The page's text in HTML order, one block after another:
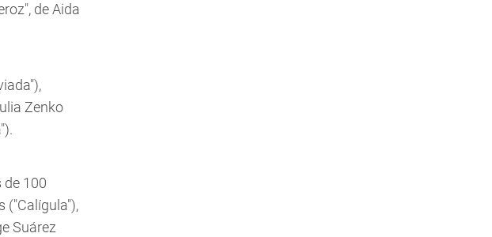
de Aida
Zenko
100
("Calígula"),
Suárez